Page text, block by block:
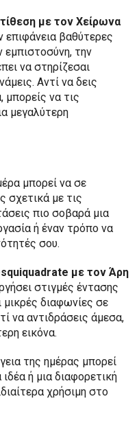
με τον Χείρωνα
επιφάνεια βαθύτερες
εμπιστοσύνη, την
να στηρίζεσαι
Αντί να δεις
μπορείς να τις
μεγαλύτερη
μπορεί να σε
σχετικά με τις
πιο σοβαρά μια
ή έναν τρόπο να
σου.
με τον Άρη
στιγμές έντασης
διαφωνίες σε
να αντιδράσεις άμεσα,
εικόνα.
της ημέρας μπορεί
ή μια διαφορετική
χρήσιμη στο